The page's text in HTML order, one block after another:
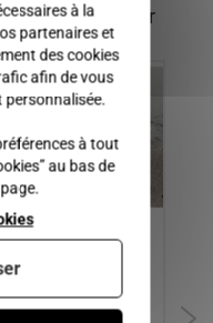
intéressé par
Arrière droit Jdm
abaca
à la
partenaires et
des cookies
afin de vous
personnalisée.
à tout
au bas de